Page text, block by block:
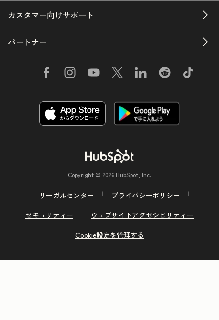
カスタマー向けサポート
パートナー
Copyright © 2026 HubSpot, Inc.
リーガルセンター
プライバシーポリシー
セキュリティー
ウェブサイトアクセシビリティー
Cookie設定を管理する